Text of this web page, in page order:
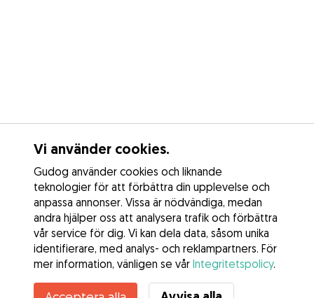
Kontakta Yan
Vi använder cookies.
Gudog använder cookies och liknande
teknologier för att förbättra din upplevelse och
anpassa annonser. Vissa är nödvändiga, medan
andra hjälper oss att analysera trafik och förbättra
vår service för dig. Vi kan dela data, såsom unika
identifierare, med analys- och reklampartners. För
mer information, vänligen se vår Integritetspolicy.